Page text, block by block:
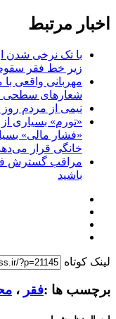
اخبار مرتبط
زیر خط فقر
مهربانی واقعی
شعارهای سطحی
نیمی از مردم
«تورم» بسیاری
«فشار مالی»
خانگی قرار
مراقب گسترش
باشید
لینک کوتاه
برچسب ها :فقر ،